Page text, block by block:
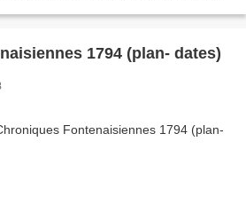
1794 (plan- dates)